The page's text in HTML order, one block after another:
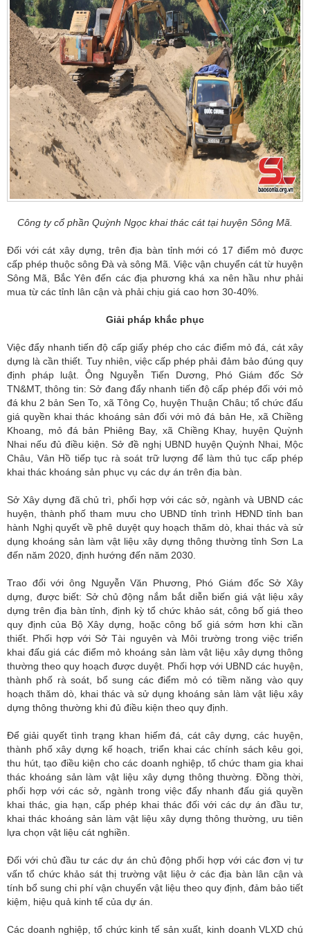
Công ty cổ phần Quỳnh Ngọc khai thác cát tại huyện Sông Mã.
Đối với cát xây dựng, trên địa bàn tỉnh mới có 17 điểm mỏ được
cấp phép thuộc sông Đà và sông Mã. Việc vận chuyển cát từ huyện
Sông Mã, Bắc Yên đến các địa phương khá xa nên hầu như phải
mua từ các tỉnh lân cận và phải chịu giá cao hơn 30-40%.
Giải pháp khắc phục
Việc đẩy nhanh tiến độ cấp giấy phép cho các điểm mỏ đá, cát xây
dựng là cần thiết. Tuy nhiên, việc cấp phép phải đảm bảo đúng quy
định pháp luật. Ông Nguyễn Tiến Dương, Phó Giám đốc Sở
TN&MT, thông tin: Sở đang đẩy nhanh tiến độ cấp phép đối với mỏ
đá khu 2 bản Sen To, xã Tông Cọ, huyện Thuận Châu; tổ chức đấu
giá quyền khai thác khoáng sản đối với mỏ đá bản He, xã Chiềng
Khoang, mỏ đá bản Phiêng Bay, xã Chiềng Khay, huyện Quỳnh
Nhai nếu đủ điều kiện. Sở đề nghị UBND huyện Quỳnh Nhai, Mộc
Châu, Vân Hồ tiếp tục rà soát trữ lượng để làm thủ tục cấp phép
khai thác khoáng sản phục vụ các dự án trên địa bàn.
Sở Xây dựng đã chủ trì, phối hợp với các sở, ngành và UBND các
huyện, thành phố tham mưu cho UBND tỉnh trình HĐND tỉnh ban
hành Nghị quyết về phê duyệt quy hoạch thăm dò, khai thác và sử
dụng khoáng sản làm vật liệu xây dựng thông thường tỉnh Sơn La
đến năm 2020, định hướng đến năm 2030.
Trao đổi với ông Nguyễn Văn Phương, Phó Giám đốc Sở Xây
dựng, được biết: Sở chủ động nắm bắt diễn biến giá vật liệu xây
dựng trên địa bàn tỉnh, định kỳ tổ chức khảo sát, công bố giá theo
quy định của Bộ Xây dựng, hoặc công bố giá sớm hơn khi cần
thiết. Phối hợp với Sở Tài nguyên và Môi trường trong việc triển
khai đấu giá các điểm mỏ khoáng sản làm vật liệu xây dựng thông
thường theo quy hoạch được duyệt. Phối hợp với UBND các huyện,
thành phố rà soát, bổ sung các điểm mỏ có tiềm năng vào quy
hoạch thăm dò, khai thác và sử dụng khoáng sản làm vật liệu xây
dựng thông thường khi đủ điều kiện theo quy định.
Để giải quyết tình trạng khan hiếm đá, cát cây dựng, các huyện,
thành phố xây dựng kế hoạch, triển khai các chính sách kêu gọi,
thu hút, tạo điều kiện cho các doanh nghiệp, tổ chức tham gia khai
thác khoáng sản làm vật liệu xây dựng thông thường. Đồng thời,
phối hợp với các sở, ngành trong việc đẩy nhanh đấu giá quyền
khai thác, gia hạn, cấp phép khai thác đối với các dự án đầu tư,
khai thác khoáng sản làm vật liệu xây dựng thông thường, ưu tiên
lựa chọn vật liệu cát nghiền.
Đối với chủ đầu tư các dự án chủ động phối hợp với các đơn vị tư
vấn tổ chức khảo sát thị trường vật liệu ở các địa bàn lân cận và
tính bổ sung chi phí vận chuyển vật liệu theo quy định, đảm bảo tiết
kiệm, hiệu quả kinh tế của dự án.
Các doanh nghiệp, tổ chức kinh tế sản xuất, kinh doanh VLXD chú